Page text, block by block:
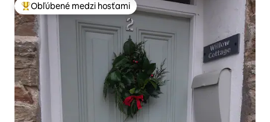
Najobľúbenejšie medzi hosťami
Obľúbené medzi hosťami